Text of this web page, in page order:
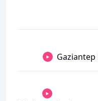
Gaziantep